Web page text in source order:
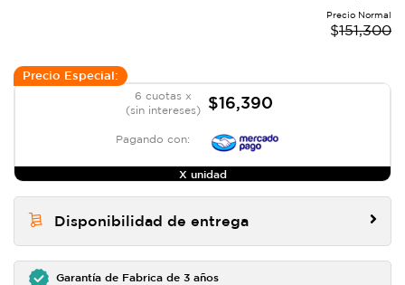
Precio Normal
$151,300
Precio Especial:
6 cuotas x
(sin intereses)
$16,390
Pagando con:
X unidad
Disponibilidad de entrega
Garantía de Fabrica de 3 años